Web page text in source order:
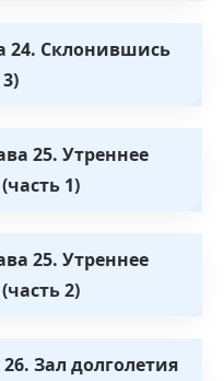
24. Склонившись
25. Утреннее
1)
25. Утреннее
2)
Зал долголетия